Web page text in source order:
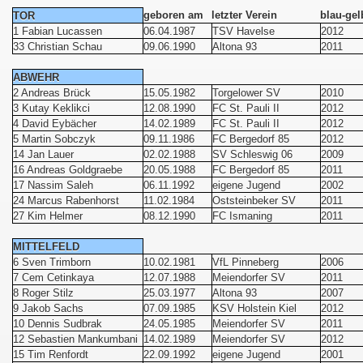
TOR geboren am letzter Verein
blau-
1 Fabian Lucassen
06.04.1987 TSV Havelse
2012
33 Christian Schau
09.06.1990 Altona 93 2011
ABWEHR
2 Andreas Brück
15.05.1982 Torgelower SV
2010
3 Kutay Keklikci
12.08.1990 FC St. Pauli II
2012
4 David Eybächer
14.02.1989 FC St. Pauli II
2012
5 Martin Sobczyk
09.11.1986 FC Bergedorf 85
2012
14 Jan Lauer
02.02.1988 SV Schleswig 06
2009
16 Andreas Goldgraebe
20.05.1988 FC Bergedorf 85
2011
17 Nassim Saleh
06.11.1992 eigene Jugend
2002
24 Marcus Rabenhorst
11.02.1984 Oststeinbeker SV
2011
27 Kim Helmer
08.12.1990 FC Ismaning 2011
MITTELFELD
6 Sven Trimborn
10.02.1981 VfL Pinneberg
2006
7 Cem Cetinkaya
12.07.1988 Meiendorfer SV
2011
8 Roger Stilz
25.03.1977 Altona 93
2007
9 Jakob Sachs
07.09.1985 KSV Holstein Kiel
2012
10 Dennis Sudbrak
24.05.1985 Meiendorfer SV
2011
12 Sebastien Mankumbani 14.02.1989 Meiendorfer SV
2012
15 Tim Renfordt
22.09.1992 eigene Jugend 2001